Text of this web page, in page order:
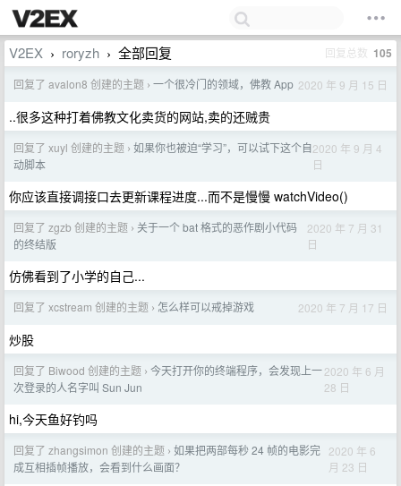
V2EX › roryzh › 全部回复 回复总数 105
回复了 avalon8 创建的主题 › 一个很冷门的领域，佛教 App 2020 年 9 月 15 日
..很多这种打着佛教文化卖货的网站,卖的还贼贵
回复了 xuyl 创建的主题 › 如果你也被迫“学习”，可以试下这个自
动脚本
2020 年 9 月 4
日
你应该直接调接口去更新课程进度...而不是慢慢 watchVideo()
回复了 zgzb 创建的主题 › 关于一个 bat 格式的恶作剧小代码
的终结版
2020 年 7 月 31
日
仿佛看到了小学的自己...
回复了 xcstream 创建的主题 › 怎么样可以戒掉游戏 2020 年 7 月 17 日
炒股
回复了 Biwood 创建的主题 › 今天打开你的终端程序，会发现上一
次登录的人名字叫 Sun Jun
2020 年 6 月
28 日
hi,今天鱼好钓吗
回复了 zhangsimon 创建的主题 › 如果把两部每秒 24 帧的电影完
成互相插帧播放，会看到什么画面？
2020 年 6
月 23 日